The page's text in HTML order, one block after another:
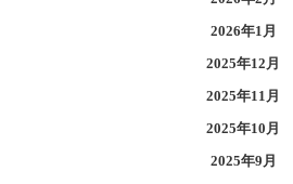
2026年1月
2025年12月
2025年11月
2025年10月
2025年9月